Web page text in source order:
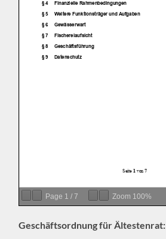
Page 1 /7 Zoom 100%
Geschäftsordnung für Ältestenrat: